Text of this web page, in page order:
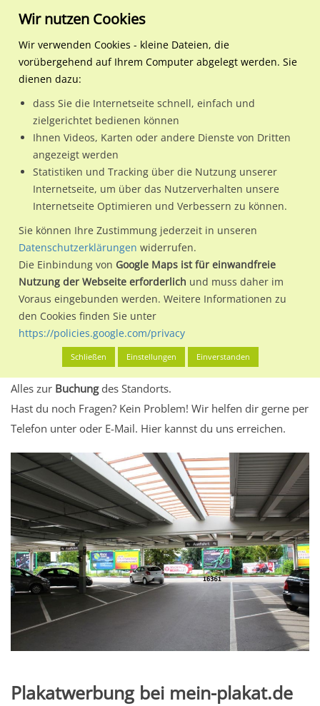
Regionale Plakatwerbung Baden-Württemberg
Mannheim, Universitätsstadt
Fahrlachstr. 11-25 Selgros
Fahrlachstr. 11-25 Selgros
68165 / Mannheim, Universitätsstadt / Schwetzingerstadt
Nutze günstige Werbemöglichkeiten am Standort
Fahrlachstr. 11-25 Selgrosim Ortsteil Schwetzingerstadt)
Mannheim, Universitätsstadt.
Wir erheben für jede unserer Werbeflächen individuelle und
aktuelleStandortinformationenundLeistungswerte. Damit
kannst du dich schon vor der Buchung im Detail über den
Standort, seine Reichweite und Werbewirkung sowie
eventuelle Beschränkungen in den zugelassenen
Werbeinhalten informieren.
Alles klar? Dann findest du direkt im unteren Teil dieser Seite
Alles zur Buchungdes Standorts.
Hast du noch Fragen? Kein Problem! Wir helfen dir gerne per
Telefon unter oder E-Mail. Hier kannst du uns erreichen.
Plakatwerbung bei mein-plakat.de
Wir nutzen Cookies
Wir verwenden Cookies - kleine Dateien, die
vorübergehend auf Ihrem Computer abgelegt werden. Sie
dienen dazu:
dass Sie die Internetseite schnell, einfach und
zielgerichtet bedienen können
Ihnen Videos, Karten oder andere Dienste von Dritten
angezeigt werden
Statistiken und Tracking über die Nutzung unserer
Internetseite, um über das Nutzerverhalten unsere
Internetseite Optimieren und Verbessern zu können.
Sie können Ihre Zustimmung jederzeit in unseren
Datenschutzerklärungen widerrufen.
Die Einbindung von Google Maps ist für einwandfreie
Nutzung der Webseite erforderlich und muss daher im
Voraus eingebunden werden. Weitere Informationen zu
den Cookies finden Sie unter
https://policies.google.com/privacy
Schließen Einstellungen Einverstanden